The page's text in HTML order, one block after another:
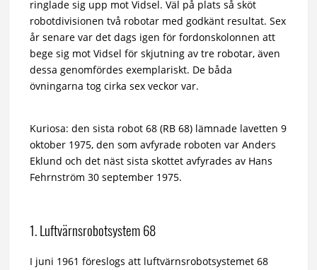
ringlade sig upp mot Vidsel. Väl på plats så sköt
robotdivisionen två robotar med godkänt resultat. Sex
år senare var det dags igen för fordonskolonnen att
bege sig mot Vidsel för skjutning av tre robotar, även
dessa genomfördes exemplariskt. De båda
övningarna tog cirka sex veckor var.
Kuriosa: den sista robot 68 (RB 68) lämnade lavetten 9
oktober 1975, den som avfyrade roboten var Anders
Eklund och det näst sista skottet avfyrades av Hans
Fehrnström 30 september 1975.
1. Luftvärnsrobotsystem 68
I juni 1961 föreslogs att luftvärnsrobotsystemet 68